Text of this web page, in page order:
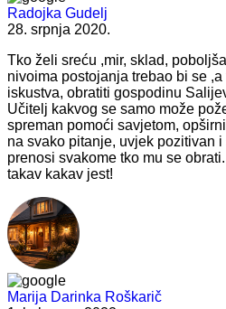
Radojka Gudelj
28. srpnja 2020.
Tko želi sreću ,mir, sklad,
nivoima postojanja trebao bi se
iskustva, obratiti gospodinu
Učitelj kakvog se samo može
spreman pomoći savjetom,
na svako pitanje, uvjek pozitivan
prenosi svakome tko mu se
takav kakav jest!
Marija Darinka Roškarič